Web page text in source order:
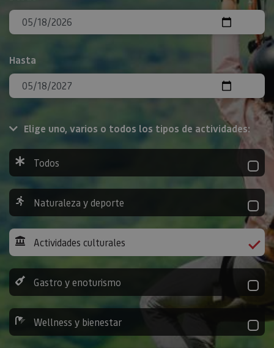
Hasta
Elige uno, varios o todos los tipos de actividades:
Todos
Naturaleza y deporte
Actividades culturales
Gastro y enoturismo
Wellness y bienestar